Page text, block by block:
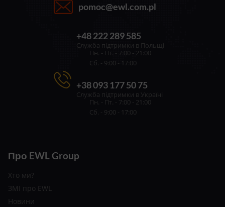
Про EWL Group
Хто ми?
ЗМІ про EWL
Новини
pomoc@ewl.com.pl
+48 222 289 585
Служба підтримки в Польщі
Пн. - Пт. - 7:00 - 21:00
Сб. - 9:00 - 17:00
+38 093 177 50 75
Служба підтримки в Україні
Пн. - Пт. - 7:00 - 21:00
Сб. - 9:00 - 17:00